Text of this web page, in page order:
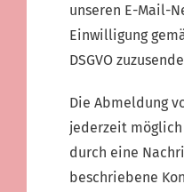
unseren E-Mail-
Einwilligung
DSGVO
Die Abmeldung
jederzeit
durch eine
beschriebene